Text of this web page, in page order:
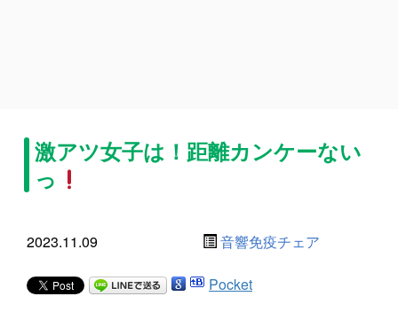
激アツ女子は！距離カンケーない
っ
2023.11.09 音響免疫チェア
Pocket